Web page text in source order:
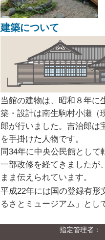
建築について
当館の建物は、昭和８年に
築・設計は南生駒村小瀬（
郎が行いました。吉治郎は
を手掛けた人物です。
同34年に中央公民館とし
一部改修を経てきましたが
まま伝えられています。
平成22年には国の登録有形
るさとミュージアム」とし
指定管理者